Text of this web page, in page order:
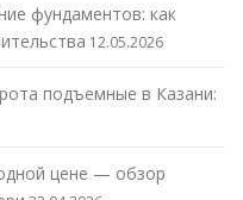
фундаментов: как
12.05.2026
подъемные в Казани:
цене — обзор